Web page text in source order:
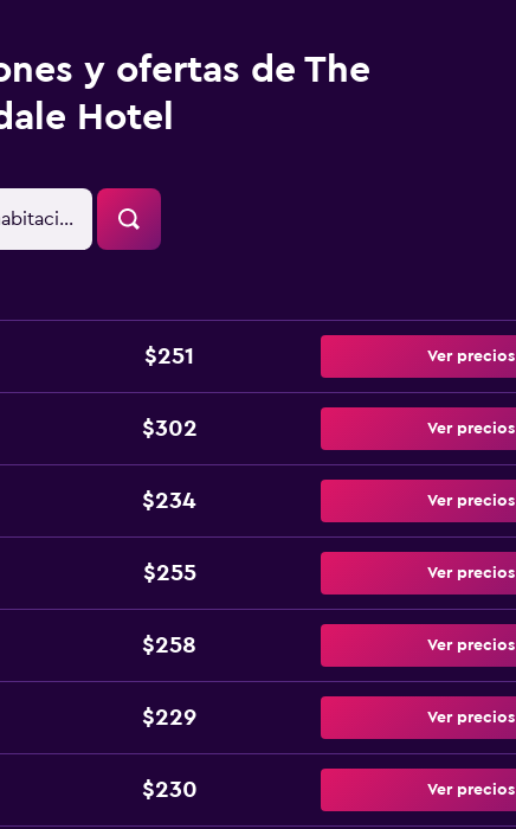
y ofertas de The
Hotel
$251 Ver precios
$302 Ver precios
$234 Ver precios
$255 Ver precios
$258 Ver precios
$229 Ver precios
$230 Ver precios